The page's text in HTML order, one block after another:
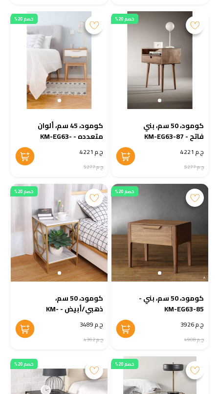
خصم 20%
كومود، 50 سم، بني
فاتح - KM-EG63-87
ج.م 4221
ج.م 5277
خصم 20%
كومود، 45 سم، ألوان
متعدده - KM-EG63-
ج.م 4221
ج.م 5277
خصم 20%
كومود، 50 سم، بني -
KM-EG63-85
ج.م 3926
ج.م 4908
خصم 20%
كومود، 50 سم،
ذهبي/أبيض - KM-
EG106-109ج.م 3489
ج.م 4362
خصم 20% خصم 20%